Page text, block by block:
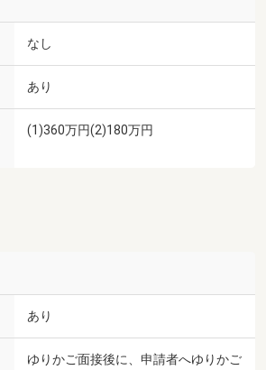
なし
あり
(1)360万円(2)180万円
あり
ゆりかご面接後に、申請者へゆりかご